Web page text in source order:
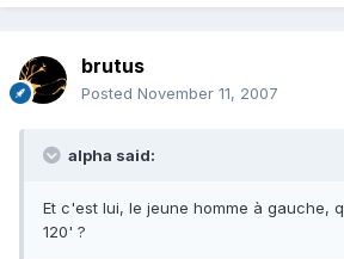
brutus
Posted November 11, 2007
alpha said:
Et c'est lui, le jeune homme à gauche,
120' ?